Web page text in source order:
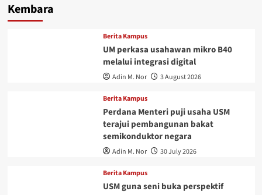
Kembara
Berita Kampus
UM perkasa usahawan mikro B40
melalui integrasi digital
Adin M. Nor 3 August 2026
Berita Kampus
Perdana Menteri puji usaha USM
terajui pembangunan bakat
semikonduktor negara
Adin M. Nor 30 July 2026
Berita Kampus
USM guna seni buka perspektif